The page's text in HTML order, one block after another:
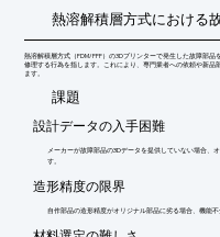
熱溶解積層方式における
熱溶解積層方式（FDM/FFF）の3Dプリンターで発生した故障部
修理する行為を指します。これにより、専門業者への依頼や新品
ます。
​課題
設計データの入手困難
メーカーが故障部品の3Dデータを提供していない場合、
す。
造形精度の限界
自作部品の造形精度がオリジナル部品に劣る場合、機能